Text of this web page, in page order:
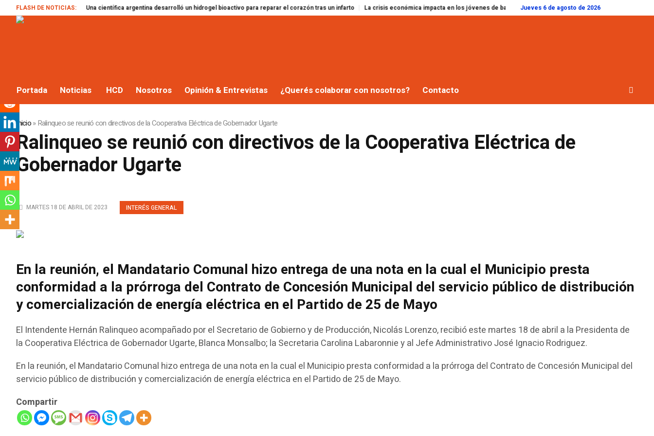
FLASH DE NOTICIAS:Una científica argentina desarrolló un hidrogel bioactivo para reparar el corazón tras un infarto La crisis económica impacta en los jóvenes de barrios populares y erosiona el respaldo a La Libertad Avanza
Jueves 6 de agosto de 2026
Portada Noticias HCD Nosotros Opinión & Entrevistas ¿Querés colaborar con nosotros? Contacto
Inicio»Ralinqueo se reunió con directivos de la Cooperativa Eléctrica de Gobernador Ugarte
Ralinqueo se reunió con directivos de la Cooperativa Eléctrica de
Gobernador Ugarte
INTERÉS GENERAL
MARTES 18 DE ABRIL DE 2023
En la reunión, el Mandatario Comunal hizo entrega de una nota en la cual el Municipio presta
conformidad a la prórroga del Contrato de Concesión Municipal del servicio público de distribución
y comercialización de energía eléctrica en el Partido de 25 de Mayo
El Intendente Hernán Ralinqueo acompañado por el Secretario de Gobierno y de Producción, Nicolás Lorenzo, recibió este martes 18 de abril a la Presidenta de
la Cooperativa Eléctrica de Gobernador Ugarte, Blanca Monsalbo; la Secretaria Carolina Labaronnie y al Jefe Administrativo José Ignacio Rodriguez.
En la reunión, el Mandatario Comunal hizo entrega de una nota en la cual el Municipio presta conformidad a la prórroga del Contrato de Concesión Municipal del
servicio público de distribución y comercialización de energía eléctrica en el Partido de 25 de Mayo.
Compartir